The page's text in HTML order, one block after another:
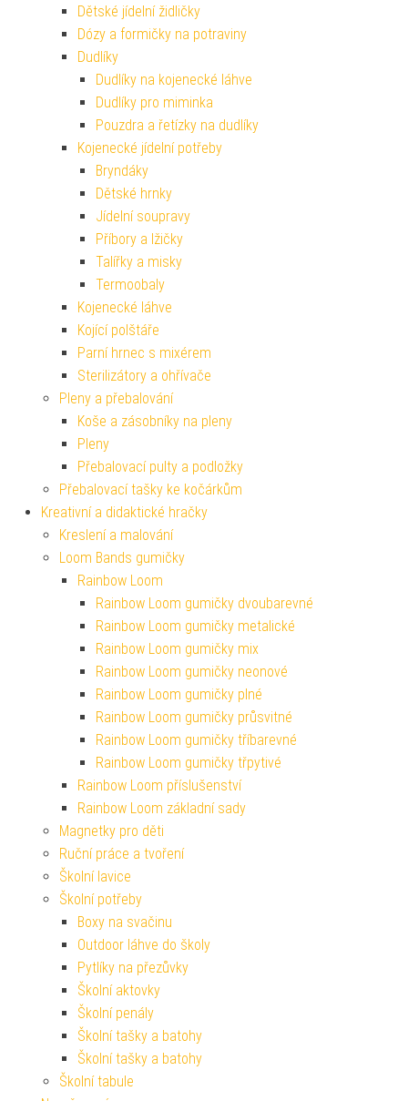
Dětské jídelní židličky
Dózy a formičky na potraviny
Dudlíky
Dudlíky na kojenecké láhve
Dudlíky pro miminka
Pouzdra a řetízky na dudlíky
Kojenecké jídelní potřeby
Bryndáky
Dětské hrnky
Jídelní soupravy
Příbory a lžičky
Talířky a misky
Termoobaly
Kojenecké láhve
Kojící polštáře
Parní hrnec s mixérem
Sterilizátory a ohřívače
Pleny a přebalování
Koše a zásobníky na pleny
Pleny
Přebalovací pulty a podložky
Přebalovací tašky ke kočárkům
Kreativní a didaktické hračky
Kreslení a malování
Loom Bands gumičky
Rainbow Loom
Rainbow Loom gumičky dvoubarevné
Rainbow Loom gumičky metalické
Rainbow Loom gumičky mix
Rainbow Loom gumičky neonové
Rainbow Loom gumičky plné
Rainbow Loom gumičky průsvitné
Rainbow Loom gumičky tříbarevné
Rainbow Loom gumičky třpytivé
Rainbow Loom příslušenství
Rainbow Loom základní sady
Magnetky pro děti
Ruční práce a tvoření
Školní lavice
Školní potřeby
Boxy na svačinu
Outdoor láhve do školy
Pytlíky na přezůvky
Školní aktovky
Školní penály
Školní tašky a batohy
Školní tašky a batohy
Školní tabule